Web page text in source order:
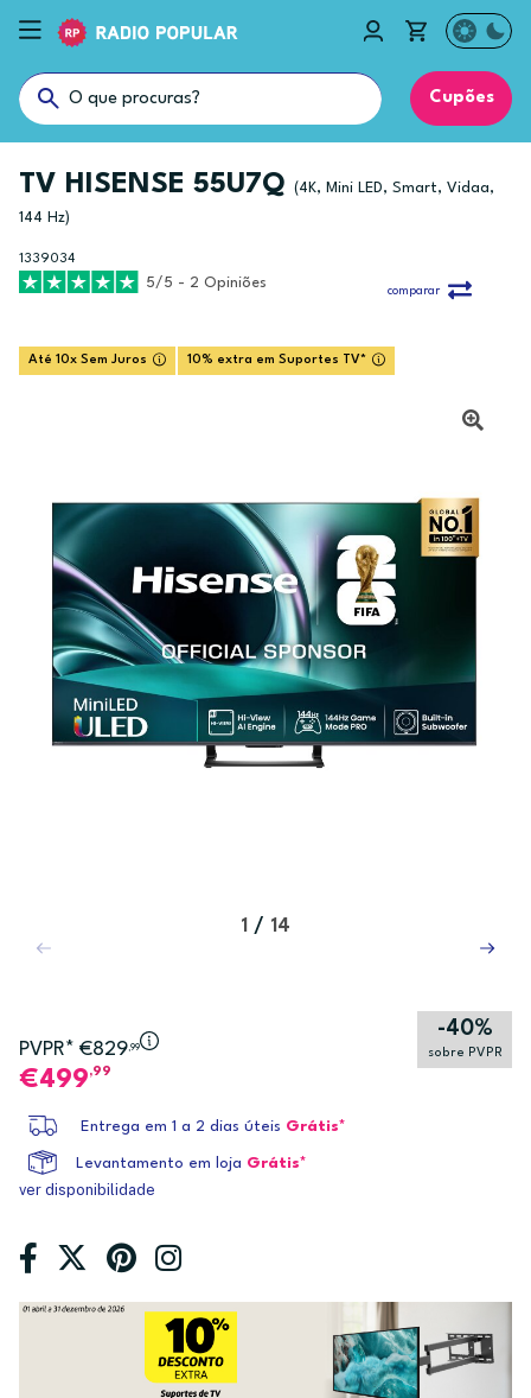
Cupões
TV HISENSE 55U7Q
(4K, Mini LED, Smart, Vidaa,
144 Hz)
1339034
5/5 - 2 Opiniões
comparar
Até 10x Sem Juros 10% extra em Suportes TV*
1 / 14
PVPR* €829,99
-40%
sobre PVPR
499,99
Entrega em 1 a 2 dias úteis Grátis*
Levantamento em loja Grátis*
ver disponibilidade